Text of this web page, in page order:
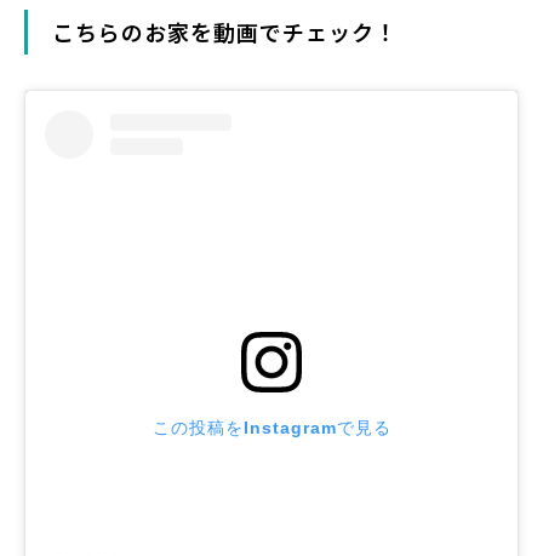
こちらのお家を動画でチェック！
この投稿をInstagramで見る